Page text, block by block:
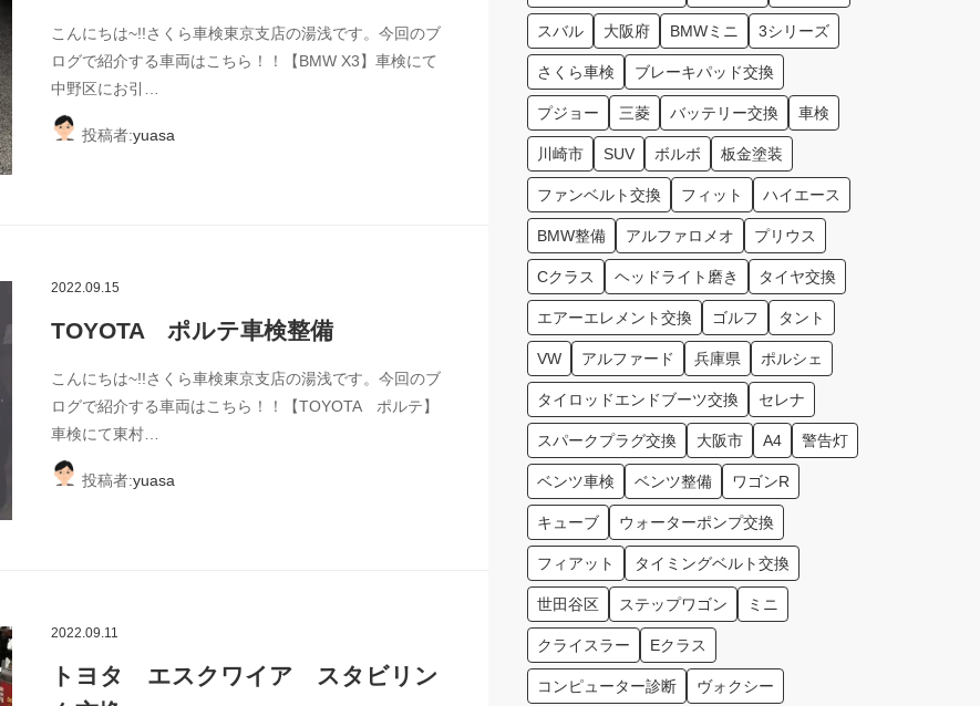
こんにちは~!!さくら車検東京支店の湯浅です。今回のブ
ログで紹介する車両はこちら！！【BMW X3】車検にて
中野区にお引…
投稿者:yuasa
2022.09.15
TOYOTA ポルテ車検整備
こんにちは~!!さくら車検東京支店の湯浅です。今回のブ
ログで紹介する車両はこちら！！【TOYOTA ポルテ】
車検にて東村…
投稿者:yuasa
2022.09.11
トヨタ エスクワイア スタビリン
スバル 大阪府 BMWミニ 3シリーズ
さくら車検 ブレーキパッド交換
プジョー 三菱 バッテリー交換 車検
川崎市 SUV ボルボ 板金塗装
ファンベルト交換 フィット ハイエース
BMW整備 アルファロメオ プリウス
Cクラス ヘッドライト磨き タイヤ交換
エアーエレメント交換 ゴルフ タント
VW アルファード 兵庫県 ポルシェ
タイロッドエンドブーツ交換 セレナ
スパークプラグ交換 大阪市 A4 警告灯
ベンツ車検 ベンツ整備 ワゴンR
キューブ ウォーターポンプ交換
フィアット タイミングベルト交換
世田谷区 ステップワゴン ミニ
クライスラー Eクラス
コンピューター診断 ヴォクシー